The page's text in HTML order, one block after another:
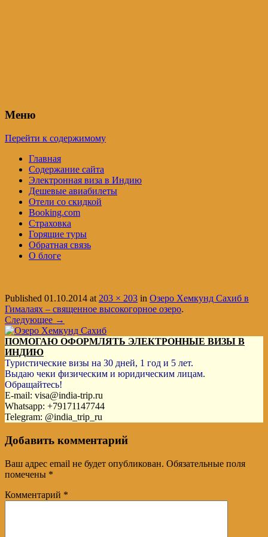
Меню
Перейти к содержимому
Главная
Содержание сайта
Электронная виза в Индию
Дешевые авиабилеты
Отели со скидкой
Booking.com
Страховка
Горящие туры
Обратная связь
О блоге
Published 01.10.2014 at203 × 203 in Озеро Хемкунд Сахиб в
Гималаях – священное высокогорное озеро.
Следующее →
ПОМОГАЮ ОФОРМЛЯТЬ ЭЛЕКТРОННЫЕ ВИЗЫ В
ИНДИЮ
Туристические визы на 30 дней, 1 год и 5 лет.
Выдаю чеки физическим и юридическим лицам.
Обращайтесь!
E-mail: visa@india-trip.ru
Whatsapp: +79171147744
Telegram: @india_trip_ru
Добавить комментарий
Ваш адрес email не будет опубликован. Обязательные поля
помечены *
Комментарий *